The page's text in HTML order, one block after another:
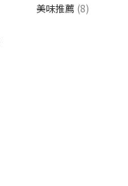
美味推薦 (8)